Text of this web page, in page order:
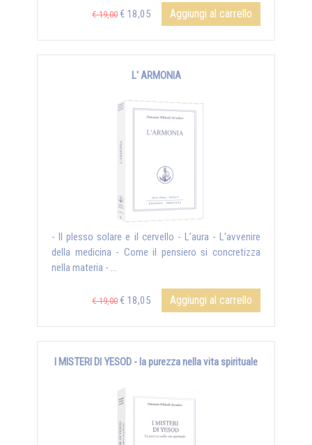
€ 19,00 € 18,05 Aggiungi al carrello
L' ARMONIA
- Il plesso solare e il cervello - L’aura - L'avvenire
della medicina - Come il pensiero si concretizza
nella materia - ...
€ 19,00 € 18,05 Aggiungi al carrello
I MISTERI DI YESOD - la purezza nella vita spirituale